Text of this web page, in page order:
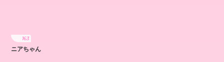
163
ニアちゃん